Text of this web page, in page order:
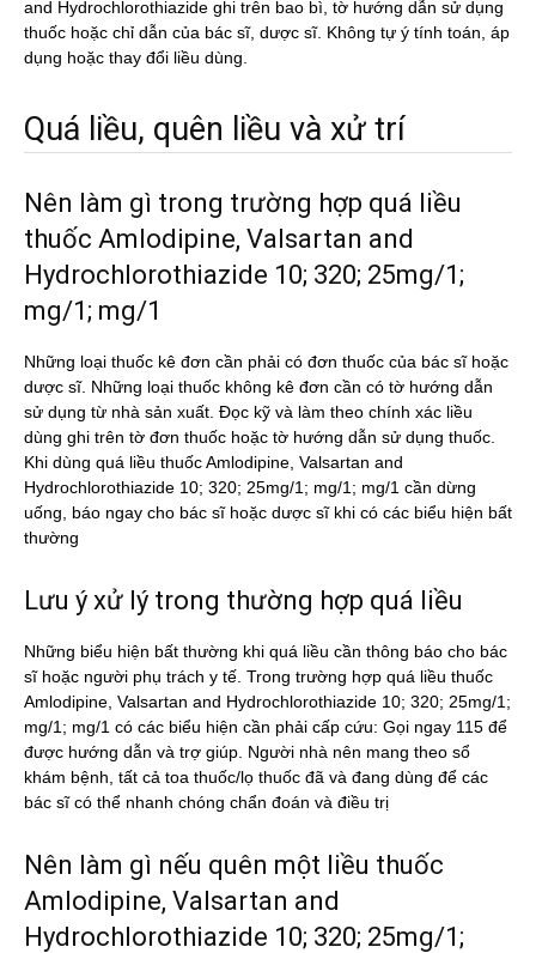
and Hydrochlorothiazide ghi trên bao bì, tờ hướng dẫn sử dụng
thuốc hoặc chỉ dẫn của bác sĩ, dược sĩ. Không tự ý tính toán, áp
dụng hoặc thay đổi liều dùng.
Quá liều, quên liều và xử trí
Nên làm gì trong trường hợp quá liều
thuốc Amlodipine, Valsartan and
Hydrochlorothiazide 10; 320; 25mg/1;
mg/1; mg/1
Những loại thuốc kê đơn cần phải có đơn thuốc của bác sĩ hoặc
dược sĩ. Những loại thuốc không kê đơn cần có tờ hướng dẫn
sử dụng từ nhà sản xuất. Đọc kỹ và làm theo chính xác liều
dùng ghi trên tờ đơn thuốc hoặc tờ hướng dẫn sử dụng thuốc.
Khi dùng quá liều thuốc Amlodipine, Valsartan and
Hydrochlorothiazide 10; 320; 25mg/1; mg/1; mg/1 cần dừng
uống, báo ngay cho bác sĩ hoặc dược sĩ khi có các biểu hiện bất
thường
Lưu ý xử lý trong thường hợp quá liều
Những biểu hiện bất thường khi quá liều cần thông báo cho bác
sĩ hoặc người phụ trách y tế. Trong trường hợp quá liều thuốc
Amlodipine, Valsartan and Hydrochlorothiazide 10; 320; 25mg/1;
mg/1; mg/1 có các biểu hiện cần phải cấp cứu: Gọi ngay 115 để
được hướng dẫn và trợ giúp. Người nhà nên mang theo sổ
khám bệnh, tất cả toa thuốc/lọ thuốc đã và đang dùng để các
bác sĩ có thể nhanh chóng chẩn đoán và điều trị
Nên làm gì nếu quên một liều thuốc
Amlodipine, Valsartan and
Hydrochlorothiazide 10; 320; 25mg/1;